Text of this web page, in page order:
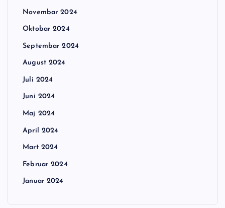
Novembar 2024
Oktobar 2024
Septembar 2024
August 2024
Juli 2024
Juni 2024
Maj 2024
April 2024
Mart 2024
Februar 2024
Januar 2024